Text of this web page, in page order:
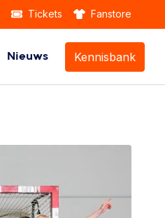
Tickets Fanstore
Nieuws Kennisbank